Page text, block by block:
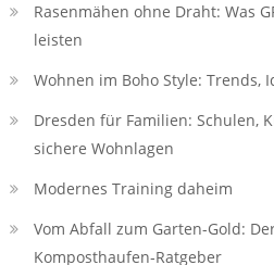
Rasenmähen ohne Draht: Was
leisten
Wohnen im Boho Style: Trends,
Dresden für Familien: Schulen,
sichere Wohnlagen
Modernes Training daheim
Vom Abfall zum Garten-Gold:
Komposthaufen‑Ratgeber